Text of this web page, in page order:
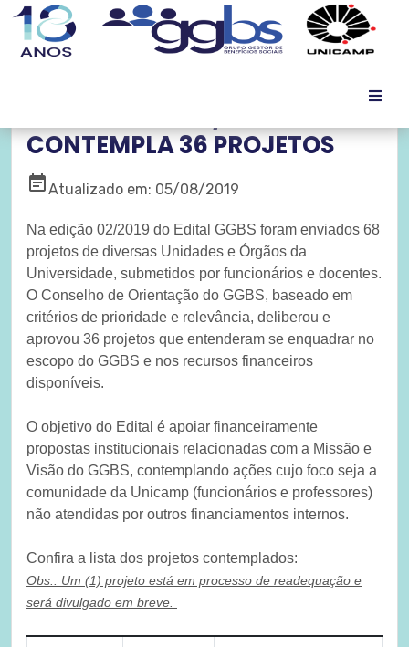
CONTEMPLA 36 PROJETOS
event_noteAtualizado em: 05/08/2019
Na edição 02/2019 do Edital GGBS foram enviados 68
projetos de diversas Unidades e Órgãos da
Universidade, submetidos por funcionários e docentes.
O Conselho de Orientação do GGBS, baseado em
critérios de prioridade e relevância, deliberou e
aprovou 36 projetos que entenderam se enquadrar no
escopo do GGBS e nos recursos financeiros
disponíveis.
O objetivo do Edital é apoiar financeiramente
propostas institucionais relacionadas com a Missão e
Visão do GGBS, contemplando ações cujo foco seja a
comunidade da Unicamp (funcionários e professores)
não atendidas por outros financiamentos internos.
Confira a lista dos projetos contemplados:
Obs.: Um (1) projeto está em processo de readequação e
será divulgado em breve.